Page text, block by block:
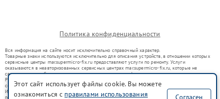
Политика конфиденциальности
Вся информация на сайте носит исключительно справочный характер.
Товарные знаки используются исключительно для описания устройств, в отношении которых
сервисные центры mar.supermicro-fix.ru предоставляют услуги по ремонту. Услуги
оказываются в неавторизованных сервисных центрах mar.supermicro-fix.ru, которые не
связаны с правообладателями товарных знаков или их официальными представителями.
Ремонт осуществляется для устройств, уже введенных в гражданский оборот в соответствии
со статьей 1487 ГК РФ.
Использование товарных знаков не преследует цели индивидуализации услуг или введения
потребителей в заблуждение, а служит для информирования о предоставляемых услугах по
Этот сайт использует файлы cookie. Вы можете
ознакомиться с правилами использования Согласен